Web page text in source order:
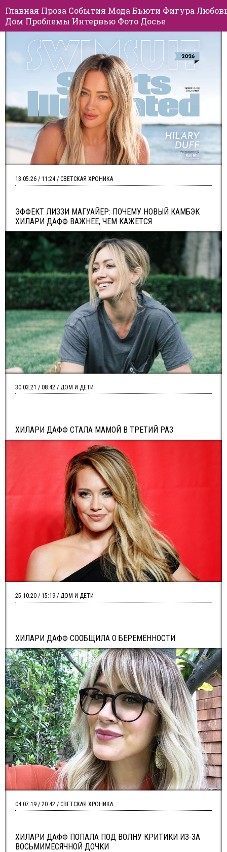
Главная Проза События Мода Бьюти Фигура
Дом Проблемы Интервью Фото Досье
ЭФФЕКТ ЛИЗЗИ МАГУАЙЕР: ПОЧЕМУ НОВЫЙ КАМБЭК
ХИЛАРИ ДАФФ ВАЖНЕЕ, ЧЕМ КАЖЕТСЯ
13.05.26 / 11:24 / СВЕТСКАЯ ХРОНИКА
ХИЛАРИ ДАФФ СТАЛА МАМОЙ В ТРЕТИЙ РАЗ
30.03.21 / 08:42 / ДОМ И ДЕТИ
ХИЛАРИ ДАФФ СООБЩИЛА О БЕРЕМЕННОСТИ
25.10.20 / 15:19 / ДОМ И ДЕТИ
ХИЛАРИ ДАФФ ПОПАЛА ПОД ВОЛНУ КРИТИКИ ИЗ-ЗА
ВОСЬМИМЕСЯЧНОЙ ДОЧКИ
04.07.19 / 20:42 / СВЕТСКАЯ ХРОНИКА